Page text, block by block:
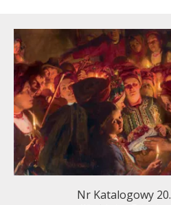
Nr Katalogowy 20.